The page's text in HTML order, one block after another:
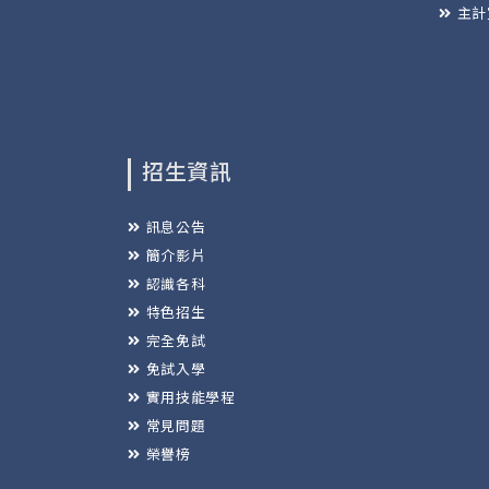
主
招生資訊
訊息公告
簡介影片
認識各科
特色招生
完全免試
免試入學
實用技能學程
常見問題
榮譽榜